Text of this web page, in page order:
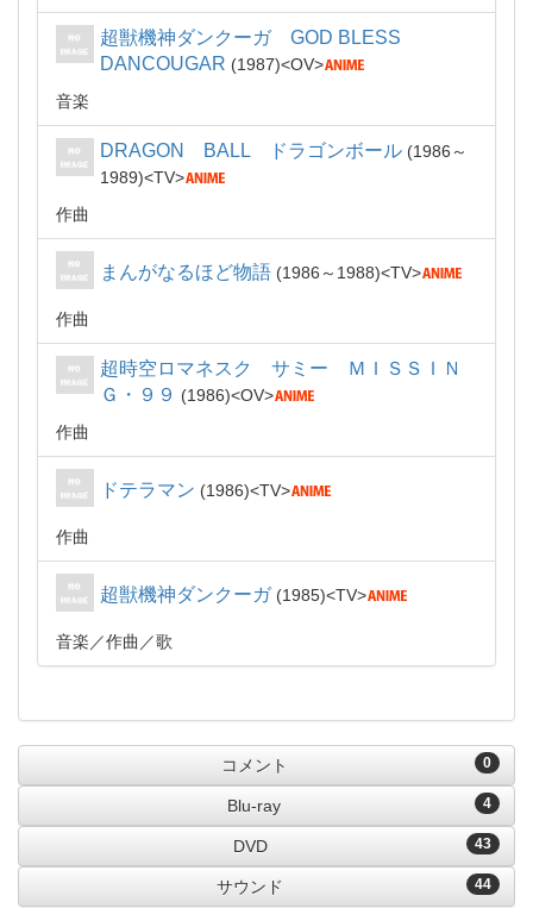
超獣機神ダンクーガ GOD BLESS
DANCOUGAR
1987
OV
音楽
DRAGON BALL ドラゴンボール
1986～
1989
TV
作曲
まんがなるほど物語 1986～1988 TV
作曲
超時空ロマネスク サミー ＭＩＳＳＩＮ
Ｇ・９９
1986
OV
作曲
ドテラマン 1986 TV
作曲
超獣機神ダンクーガ 1985 TV
音楽 作曲 歌
0
コメント
4
Blu-ray
43
DVD
44
サウンド